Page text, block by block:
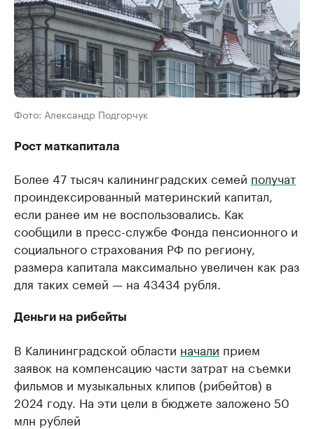
Фото: Александр Подгорчук
Рост маткапитала
Более 47 тысяч калининградских семей получат
проиндексированный материнский капитал,
если ранее им не воспользовались. Как
сообщили в пресс-службе Фонда пенсионного и
социального страхования РФ по региону,
размера капитала максимально увеличен как раз
для таких семей — на 43434 рубля.
Деньги на рибейты
В Калининградской области начали прием
заявок на компенсацию части затрат на съемки
фильмов и музыкальных клипов (рибейтов) в
2024 году. На эти цели в бюджете заложено 50
млн рублей